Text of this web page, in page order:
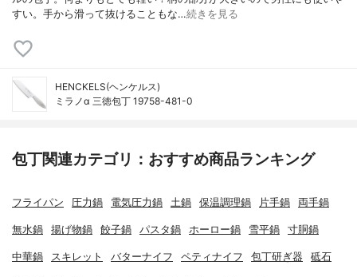
すい。手から滑って抜けることもな…続きを見る
HENCKELS(ヘンケルス)
ミラノα 三徳包丁 19758-481-0
包丁関連カテゴリ：おすすめ商品ランキング
フライパン 圧力鍋 電気圧力鍋 土鍋 保温調理鍋 片手鍋 両手鍋
無水鍋 揚げ物鍋 餃子鍋 パスタ鍋 ホーロー鍋 雪平鍋 寸胴鍋
中華鍋 スキレット バターナイフ ペティナイフ 包丁研ぎ器 砥石